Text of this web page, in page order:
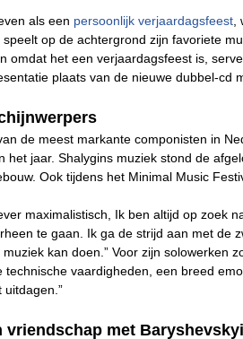
als een persoonlijk verjaardagsfeest
op de achtergrond zijn favoriete
omdat het een verjaardagsfeest is,
plaats van de nieuwe dubbel-cd
de meest markante componisten in
het jaar. Shalygins muziek stond de
Ook tijdens het Minimal Music
maximalistisch, Ik ben altijd op zoek
te gaan. Ik ga de strijd aan met de
kan doen.” Voor zijn solowerken
technische vaardigheden, een breed
uitdagen.”
vriendschap met Baryshevskyi